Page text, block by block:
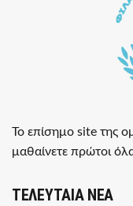
Το επίσημο site της
μαθαίνετε πρώτοι
ΤΕΛΕΥΤΑΙΑ ΝΕΑ